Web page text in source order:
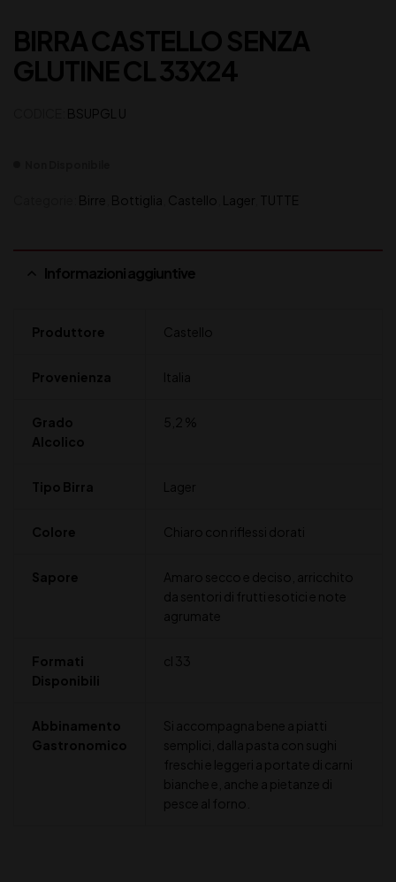
BIRRA CASTELLO SENZA
GLUTINE CL 33X24
BSUPGL U
Birre Bottiglia Castello Lager TUTTE
Informazioni aggiuntive
Produttore Castello
Provenienza Italia
Grado
Alcolico
5,2 %
Tipo Birra Lager
Colore Chiaro con riflessi dorati
Sapore
Amaro secco e deciso, arricchito
da sentori di frutti esotici e note
agrumate
Formati
Disponibili
cl 33
Abbinamento
Gastronomico
Si accompagna bene a piatti
semplici, dalla pasta con sughi
freschi e leggeri a portate di carni
bianche e, anche a pietanze di
pesce al forno.